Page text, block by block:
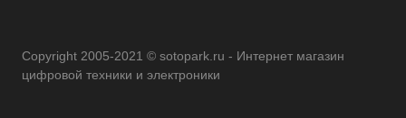
Copyright 2005-2021 © sotopark.ru - Интернет магазин
цифровой техники и электроники